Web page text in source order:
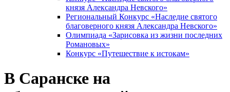
князя Александра Невского»
Региональный Конкурс «Наследие святого
благоверного князя Александра Невского»
Олимпиада «Зарисовка из жизни последних
Романовых»
Конкурс «Путешествие к истокам»
В Саранске на